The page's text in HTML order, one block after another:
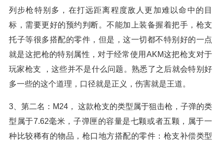
列步枪特别多，在打远距离程度敌人更加难以命中的目
标，需要更好的预约判断。不能加上装备握着把手，枪支
托子等很多搭配的零件，但是，这一切都不特别好的一点
就是这把枪的特别属性，对于经常使用AKM这把枪支对于
玩家枪支 ，这些并不是什么问题。熟悉了之后就会特别好
多一些的这个道理，口径就是正义，伤害就是王道。
3、第二名：M24， 这款枪支的类型属于狙击枪，子弹的类
型属于7.62毫米，子弹匣的容量是七颗或者五颗，属于一
种比较稀有的物品，枪口地方搭配的零件：枪支补偿类型